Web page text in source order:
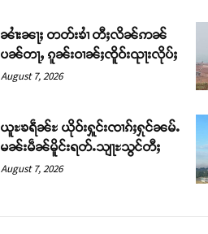
ၼၢႆးၼႃႈ တတ်းၶၢႆ တီႈလိၼ်ဢၼ်
ပၼ်တႃႇ ၵူၼ်းဝၢၼ်ႈၸိူဝ်းၺႃးလိုပ်ႈ
August 7, 2026
ယူႊၶရဵၼ်ႊ ယိုဝ်းႁူင်းၸၢၵ်ႈႁုင်ၼမ်ႉ
မၼ်းမဵၼ်မိူင်းရတ်ႉသျႃႊသွင်တီႈ
August 7, 2026